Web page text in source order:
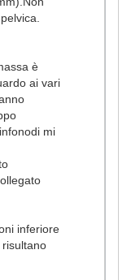
pelvica.
è
ai vari
mi
inferiore